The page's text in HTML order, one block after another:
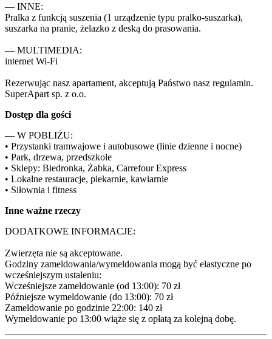
— INNE:
Pralka z funkcją suszenia (1 urządzenie typu pralko-suszarka),
suszarka na pranie, żelazko z deską do prasowania.
— MULTIMEDIA:
internet Wi-Fi
Rezerwując nasz apartament, akceptują Państwo nasz regulamin.
SuperApart sp. z o.o.
Dostęp dla gości
— W POBLIŻU:
• Przystanki tramwajowe i autobusowe (linie dzienne i nocne)
• Park, drzewa, przedszkole
• Sklepy: Biedronka, Żabka, Carrefour Express
• Lokalne restauracje, piekarnie, kawiarnie
• Siłownia i fitness
Inne ważne rzeczy
DODATKOWE INFORMACJE:
Zwierzęta nie są akceptowane.
Godziny zameldowania/wymeldowania mogą być elastyczne po
wcześniejszym ustaleniu:
Wcześniejsze zameldowanie (od 13:00): 70 zł
Późniejsze wymeldowanie (do 13:00): 70 zł
Zameldowanie po godzinie 22:00: 140 zł
Wymeldowanie po 13:00 wiąże się z opłatą za kolejną dobę.